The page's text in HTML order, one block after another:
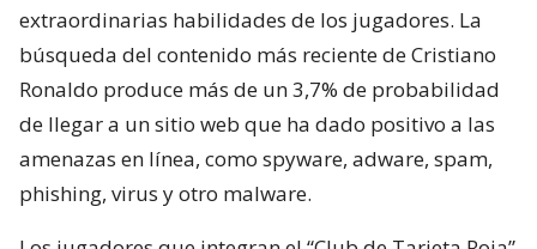
extraordinarias habilidades de los jugadores. La
búsqueda del contenido más reciente de Cristiano
Ronaldo produce más de un 3,7% de probabilidad
de llegar a un sitio web que ha dado positivo a las
amenazas en línea, como spyware, adware, spam,
phishing, virus y otro malware.